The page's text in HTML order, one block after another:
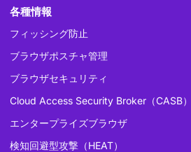
各種情報
フィッシング防止
ブラウザポスチャ管理
ブラウザセキュリティ
Cloud Access Security Broker（CASB）
エンタープライズブラウザ
検知回避型攻撃（HEAT）